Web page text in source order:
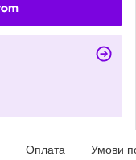
Оплата Умови